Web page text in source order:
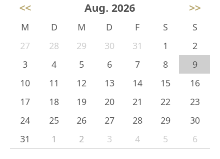
<< Aug. 2026 >>
M D M D F S
S
27
28 29 30 31 1
2
3
4 5 6 7 8
9
10
11 12 13 14 15
16
17
18 19 20 21 22
23
24
25 26 27 28 29
30
31
1 2 3 4 5 6